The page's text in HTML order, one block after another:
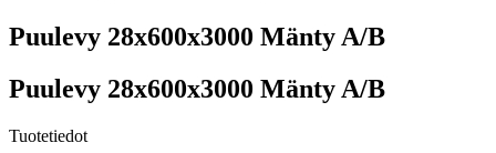
Puulevy 28x600x3000 Mänty A/B
Puulevy 28x600x3000 Mänty A/B
Tuotetiedot